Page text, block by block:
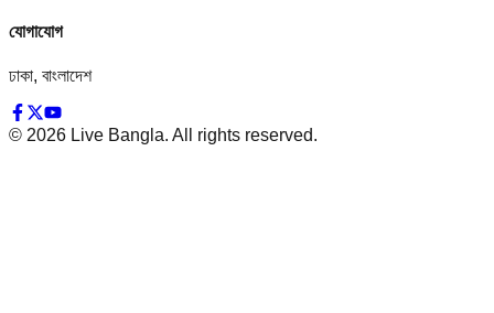
যোগাযোগ
ঢাকা, বাংলাদেশ
© 2026 Live Bangla. All rights reserved.